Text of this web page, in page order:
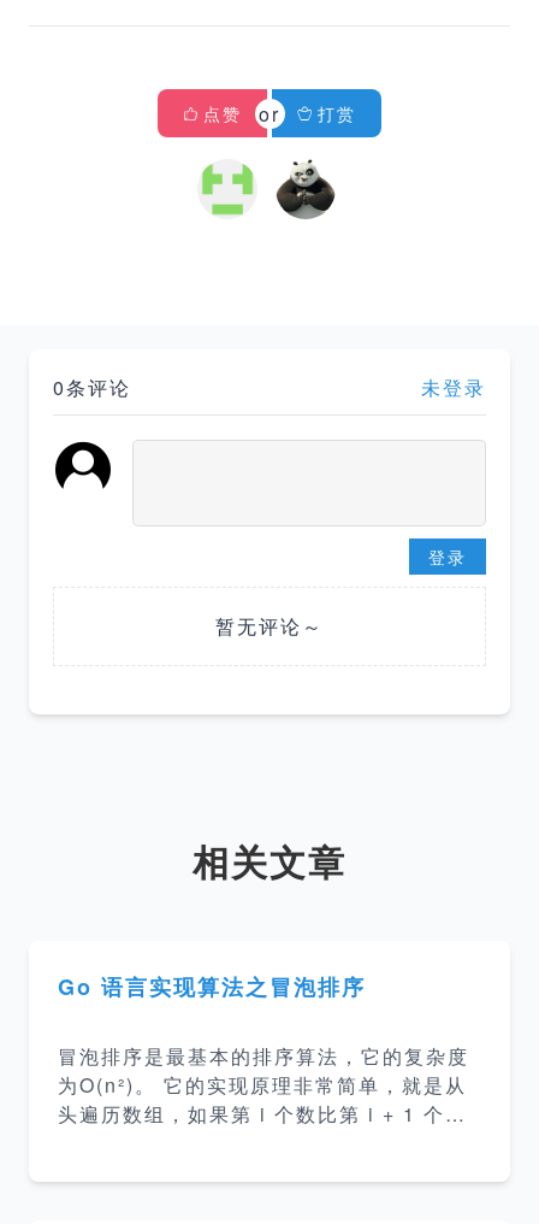
点赞 打赏
0条评论 未登录
登录
暂无评论～
相关文章
Go 语言实现算法之冒泡排序
冒泡排序是最基本的排序算法，它的复杂度
为O(n²)。 它的实现原理非常简单，就是从
头遍历数组，如果第 i 个数比第 i + 1 个数